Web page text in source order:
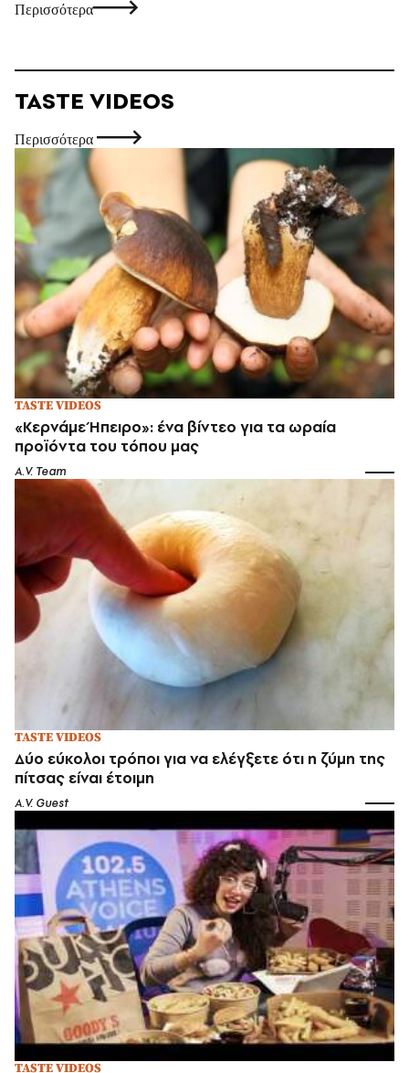
Περισσότερα
TASTE VIDEOS
Περισσότερα
TASTE VIDEOS
«Κερνάμε Ήπειρο»: ένα βίντεο για τα ωραία
προϊόντα του τόπου μας
A.V. Team
TASTE VIDEOS
Δύο εύκολοι τρόποι για να ελέγξετε ότι η ζύμη της
πίτσας είναι έτοιμη
A.V. Guest
TASTE VIDEOS